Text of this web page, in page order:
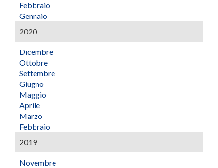
Febbraio
Gennaio
2020
Dicembre
Ottobre
Settembre
Giugno
Maggio
Aprile
Marzo
Febbraio
2019
Novembre